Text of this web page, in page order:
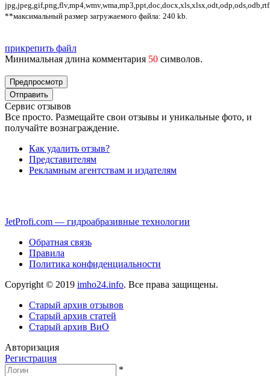
**максимальный размер загружаемого файла: 240 kb.
прикрепить файл
Минимальная длина комментария 50 символов.
Сервис отзывов
Все просто. Размещайте свои отзывы и уникальные фото, и
получайте вознаграждение.
Как удалить отзыв?
Представителям
Рекламным агентствам и издателям
JetProfi.com — гидроабразивные технологии
Обратная связь
Правила
Политика конфиденциальности
Copyright © 2019 imho24.info. Все права защищены.
Старый архив отзывов
Старый архив статей
Старый архив ВиО
Авторизация
Регистрация
*